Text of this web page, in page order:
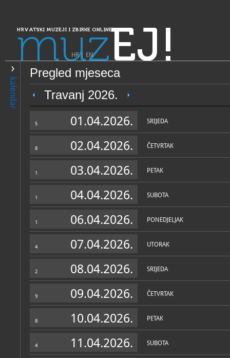
HRVATSKI MUZEJI I ZBIRKE ONLINE
muzEJ!
HR| EN
kalendar
Pregled mjeseca
Travanj 2026.
5 01.04.2026. SRIJEDA
8 02.04.2026. ČETVRTAK
1 03.04.2026. PETAK
1 04.04.2026. SUBOTA
1 06.04.2026. PONEDJELJAK
4 07.04.2026. UTORAK
2 08.04.2026. SRIJEDA
9 09.04.2026. ČETVRTAK
8 10.04.2026. PETAK
4 11.04.2026. SUBOTA
PRETRAŽIVANJE
Dalmacija
Muzeji i galerije Konavala -
arheologiju i spomeničku
Konavala
OPĆI PODACI
Muzej
arheologiju i
godine. Smješten je u
kulture koji Dubrovačka
Pridvorje i Kneževa
polja.
Interpretacija
spoznaja o cjelovitom
odnosima na izrazito
Prikupljanjem